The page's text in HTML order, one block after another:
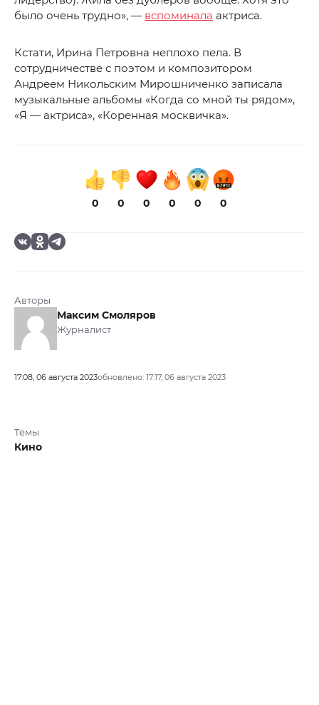
было очень трудно», — вспоминала актриса.
Кстати, Ирина Петровна неплохо пела. В
сотрудничестве с поэтом и композитором
Андреем Никольским Мирошниченко записала
музыкальные альбомы «Когда со мной ты рядом»,
«Я — актриса», «Коренная москвичка».
0 0 0 0 0 0
Авторы
Максим Смоляров
Журналист
17:08, 06 августа 2023обновлено: 17:17, 06 августа 2023
Темы
Кино